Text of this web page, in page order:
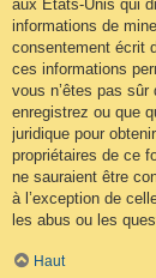
aux États-Unis qui
informations de
consentement écrit
ces informations
vous n’êtes pas sûr
enregistrez ou que
juridique pour
propriétaires de ce
ne sauraient être
à l’exception de
les abus ou les
Haut